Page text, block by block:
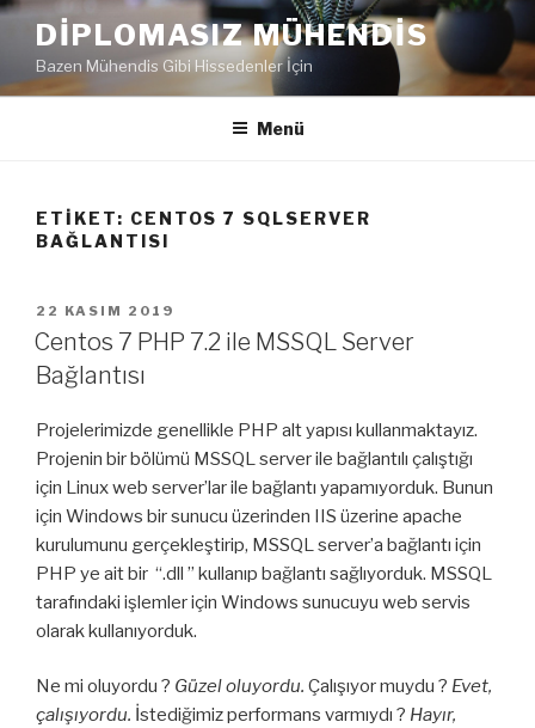
İçeriğe
DIPLOMASIZ MÜHENDIS
Bazen Mühendis Gibi Hissedenler İçin
Menü
ETIKET: CENTOS 7 SQLSERVER
BAĞLANTISI
YAYIM
TARIHI
22 KASIM 2019
Centos 7 PHP 7.2 ile MSSQL Server
Bağlantısı
Projelerimizde genellikle PHP alt yapısı kullanmaktayız.
Projenin bir bölümü MSSQL server ile bağlantılı çalıştığı
için Linux web server’lar ile bağlantı yapamıyorduk. Bunun
için Windows bir sunucu üzerinden IIS üzerine apache
kurulumunu gerçekleştirip, MSSQL server’a bağlantı için
PHP ye ait bir “.dll ” kullanıp bağlantı sağlıyorduk. MSSQL
tarafındaki işlemler için Windows sunucuyu web servis
olarak kullanıyorduk.
Ne mi oluyordu ? Güzel oluyordu. Çalışıyor muydu ? Evet,
çalışıyordu. İstediğimiz performans varmıydı ? Hayır,